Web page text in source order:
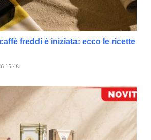
freddi è iniziata: ecco le ricette
15:48